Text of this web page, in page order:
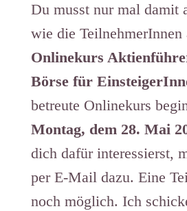
Du musst nur mal damit
wie die TeilnehmerInnen
Onlinekurs
Börse für
betreute Onlinekurs
Montag, dem 28. Mai
dich dafür interessierst,
per E-Mail dazu. Eine
noch möglich. Ich